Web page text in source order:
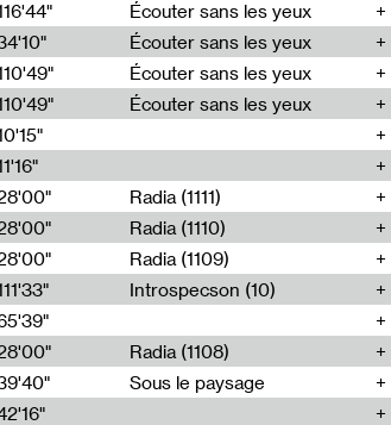
Écouter sans les yeux
Écouter sans les yeux
Écouter sans les yeux
Écouter sans les yeux
Radia (1111)
Radia (1110)
Radia (1109)
Introspecson (10)
Radia (1108)
Sous le paysage